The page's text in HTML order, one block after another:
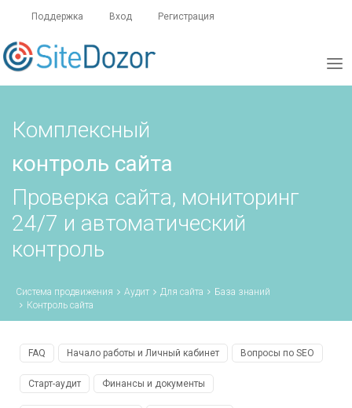
Поддержка Вход Регистрация
Комплексный
контроль сайта
Проверка сайта, мониторинг
24/7 и автоматический
контроль
Система продвижения Аудит Для сайта
База знаний
Контроль сайта
FAQ Начало работы и Личный кабинет Вопросы по SEO
Старт-аудит Финансы и документы